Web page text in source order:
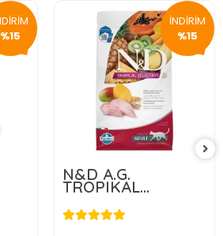
%15
İNDİRİM
%15
N&D A.G.
TROPIKAL
NEUTERED
CHICKEN 1,5 KG
891,65 TL